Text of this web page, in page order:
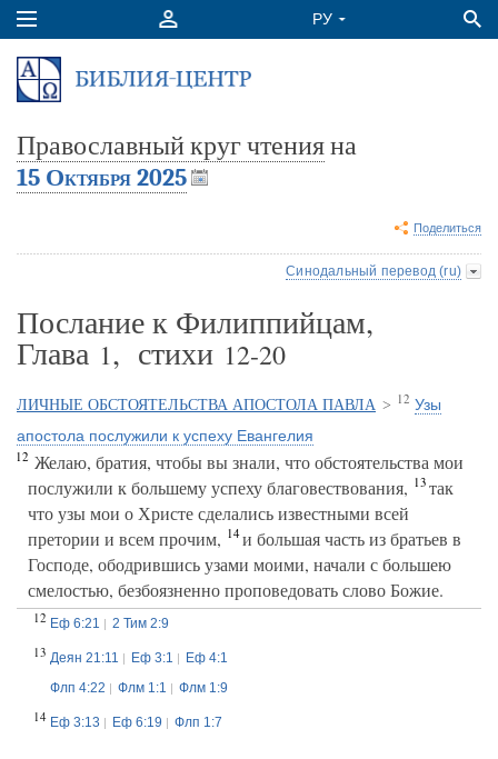
Православный круг чтенияна
15 Октября 2025
Поделиться
Синодальный перевод (ru)
Послание к Филиппийцам,
Глава 1, стихи 12-20
ЛИЧНЫЕ ОБСТОЯТЕЛЬСТВА АПОСТОЛА ПАВЛА > 12 Узы
апостола послужили к успеху Евангелия
12 Желаю, братия, чтобы вы знали, что обстоятельства мои
послужили к большему успеху благовествования, 13так
что узы мои о Христе сделались известными всей
претории и всем прочим, 14и большая часть из братьев в
Господе, ободрившись узами моими, начали с большею
смелостью, безбоязненно проповедовать слово Божие.
12 Еф 6:21 2 Тим 2:9
13 Деян 21:11 Еф 3:1
Еф 4:1
Флп 4:22
Флм 1:1 Флм 1:9
14 Еф 3:13 Еф 6:19 Флп 1:7